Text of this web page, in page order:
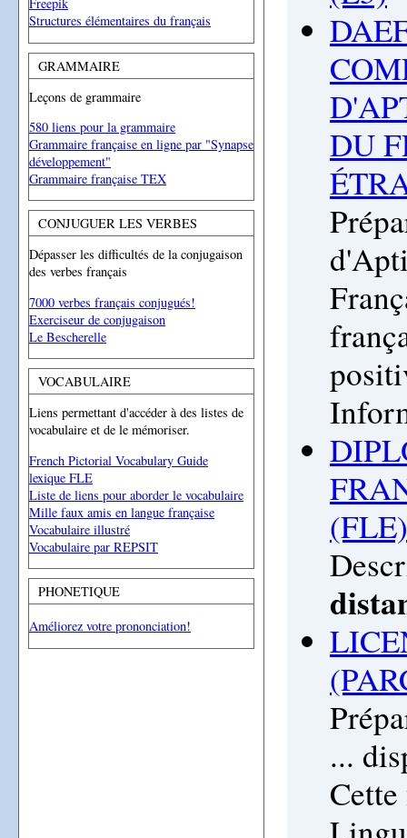
Structures élémentaires du français
GRAMMAIRE
Leçons de grammaire
580 liens pour la grammaire
Grammaire française en ligne par "Synapse
développement"
Grammaire française TEX
CONJUGUER LES VERBES
Dépasser les difficultés de la conjugaison
des verbes français
7000 verbes français conjugués!
Exerciseur de conjugaison
Le Bescherelle
VOCABULAIRE
Liens permettant d'accéder à des listes de
vocabulaire et de le mémoriser.
French Pictorial Vocabulary Guide
lexique FLE
Liste de liens pour aborder le vocabulaire
Mille faux amis en langue française
Vocabulaire illustré
Vocabulaire par REPSIT
PHONETIQUE
Améliorez votre prononciation!
DU
(FLE)
...